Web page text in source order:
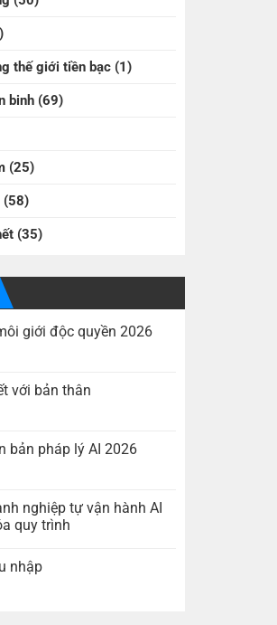
thế giới tiền bạc (1)
binh (69)
(25)
(58)
(35)
giới độc quyền 2026
với bản thân
bản pháp lý AI 2026
nghiệp tự vận hành AI
quy trình
nhập